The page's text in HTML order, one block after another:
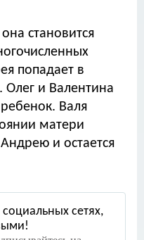
становится
попадает в
Олег и Валентина
Валя
матери
и остается
сетях,